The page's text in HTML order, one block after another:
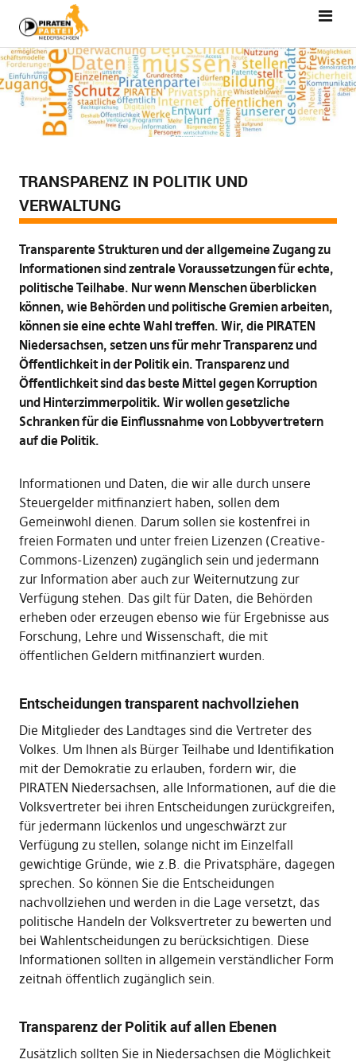
TRANSPARENZ IN POLITIK UND
VERWALTUNG
Transparente Strukturen und der allgemeine Zugang zu
Informationen sind zentrale Voraussetzungen für echte,
politische Teilhabe. Nur wenn Menschen überblicken
können, wie Behörden und politische Gremien arbeiten,
können sie eine echte Wahl treffen. Wir, die PIRATEN
Niedersachsen, setzen uns für mehr Transparenz und
Öffentlichkeit in der Politik ein. Transparenz und
Öffentlichkeit sind das beste Mittel gegen Korruption
und Hinterzimmerpolitik. Wir wollen gesetzliche
Schranken für die Einflussnahme von Lobbyvertretern
auf die Politik.
Informationen und Daten, die wir alle durch unsere
Steuergelder mitfinanziert haben, sollen dem
Gemeinwohl dienen. Darum sollen sie kostenfrei in
freien Formaten und unter freien Lizenzen (Creative-
Commons-Lizenzen) zugänglich sein und jedermann
zur Information aber auch zur Weiternutzung zur
Verfügung stehen. Das gilt für Daten, die Behörden
erheben oder erzeugen ebenso wie für Ergebnisse aus
Forschung, Lehre und Wissenschaft, die mit
öffentlichen Geldern mitfinanziert wurden.
Entscheidungen transparent nachvollziehen
Die Mitglieder des Landtages sind die Vertreter des
Volkes. Um Ihnen als Bürger Teilhabe und Identifikation
mit der Demokratie zu erlauben, fordern wir, die
PIRATEN Niedersachsen, alle Informationen, auf die die
Volksvertreter bei ihren Entscheidungen zurückgreifen,
für jedermann lückenlos und ungeschwärzt zur
Verfügung zu stellen, solange nicht im Einzelfall
gewichtige Gründe, wie z.B. die Privatsphäre, dagegen
sprechen. So können Sie die Entscheidungen
nachvollziehen und werden in die Lage versetzt, das
politische Handeln der Volksvertreter zu bewerten und
bei Wahlentscheidungen zu berücksichtigen. Diese
Informationen sollten in allgemein verständlicher Form
zeitnah öffentlich zugänglich sein.
Transparenz der Politik auf allen Ebenen
Zusätzlich sollten Sie in Niedersachsen die Möglichkeit